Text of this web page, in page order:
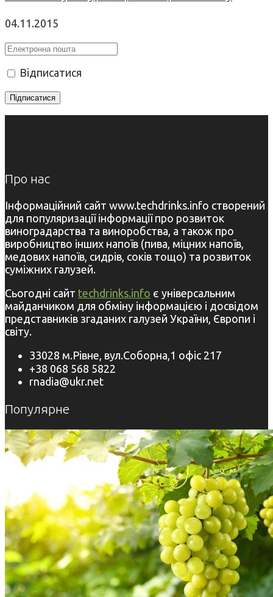
04.11.2015
Відписатися
Про нас
Інформаційний сайт www.techdrinks.info створений
для популяризації інформації про розвиток
виноградарства та виноробства, а також про
виробництво інших напоїв (пива, міцних напоїв,
медових напоїв, сидрів, соків тощо) та розвиток
суміжних галузей.
Сьогодні сайт techdrinks.info є універсальним
майданчиком для обміну інформацією і досвідом
представників згаданих галузей України, Європи і
світу.
33028 м.Рівне, вул.Соборна,1 офіс 217
+38 068 568 5822
rnadia@ukr.net
Популярне